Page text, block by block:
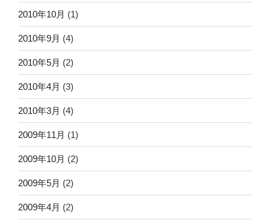
2010年10月 (1)
2010年9月 (4)
2010年5月 (2)
2010年4月 (3)
2010年3月 (4)
2009年11月 (1)
2009年10月 (2)
2009年5月 (2)
2009年4月 (2)